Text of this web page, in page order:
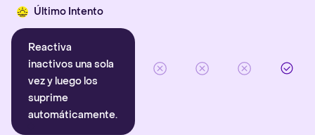
Último Intento
Reactiva
inactivos una sola
vez y luego los
suprime
automáticamente.